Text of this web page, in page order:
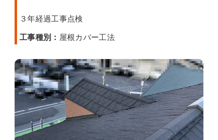
３年経過工事点検
工事種別： 屋根カバー工法